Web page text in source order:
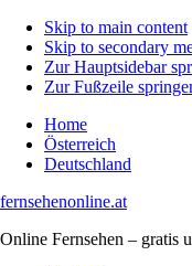
Skip to main content
Skip to secondary
Zur Hauptsidebar
Zur Fußzeile
Home
Österreich
Deutschland
fernsehenonline.at
Online Fernsehen – gratis